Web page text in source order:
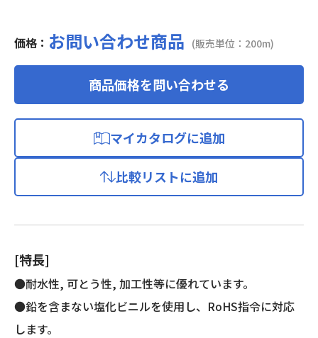
価格： お問い合わせ商品 (販売単位：200m)
商品価格を問い合わせる
マイカタログに追加
比較リストに追加
[特長]
●耐水性, 可とう性, 加工性等に優れています。
●鉛を含まない塩化ビニルを使用し、RoHS指令に対応
します。